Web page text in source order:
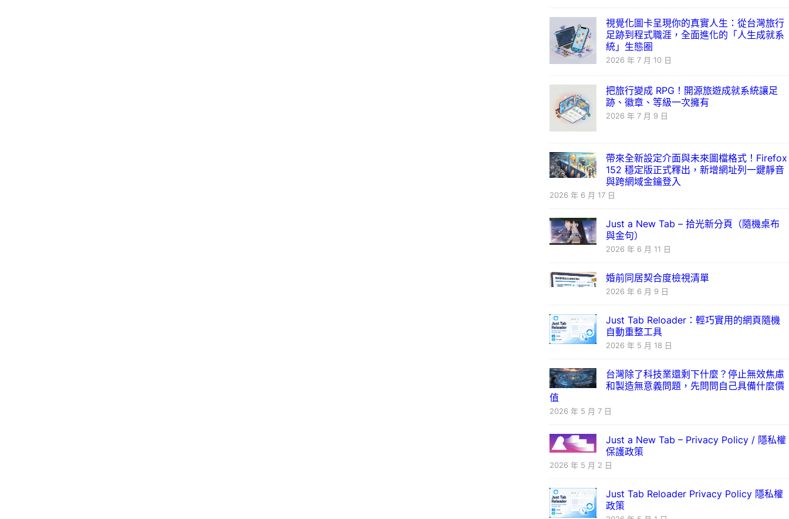
視覺化圖卡呈現你的真實人生：從台灣旅行
足跡到程式職涯，全面進化的「人生成就系
統」生態圈
2026 年 7 月 10 日
把旅行變成 RPG！開源旅遊成就系統讓足
跡、徽章、等級一次擁有
2026 年 7 月 9 日
帶來全新設定介面與未來圖檔格式！Firefox
152 穩定版正式釋出，新增網址列一鍵靜音
與跨網域金鑰登入
2026 年 6 月 17 日
Just a New Tab – 拾光新分頁（隨機桌布
與金句）
2026 年 6 月 11 日
婚前同居契合度檢視清單
2026 年 6 月 9 日
Just Tab Reloader：輕巧實用的網頁隨機
自動重整工具
2026 年 5 月 18 日
台灣除了科技業還剩下什麼？停止無效焦慮
和製造無意義問題，先問問自己具備什麼價
值
2026 年 5 月 7 日
Just a New Tab – Privacy Policy / 隱私權
保護政策
2026 年 5 月 2 日
Just Tab Reloader Privacy Policy 隱私權
政策